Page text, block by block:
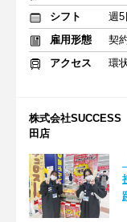
シフト
週5
雇用形態
契
アクセス
環
株式会社
田店